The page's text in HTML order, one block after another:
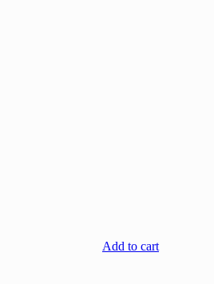
Add to cart